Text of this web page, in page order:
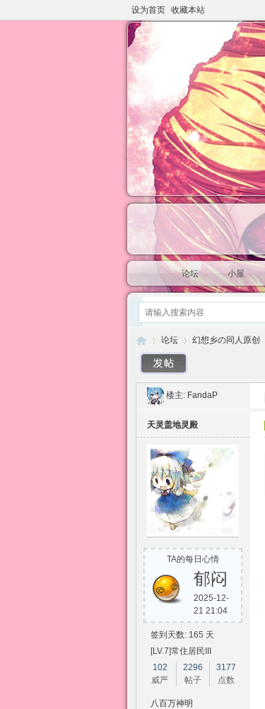
设为首页 收藏本站
论坛 小屋
»
论坛
›
幻想乡の同人原创
楼主: FandaP
天灵盖地灵殿
TA的每日心情
郁闷
2025-12-
21 21:04
签到天数: 165 天
[LV.7]常住居民III
102
威严
2296
帖子
3177
点数
八百万神明